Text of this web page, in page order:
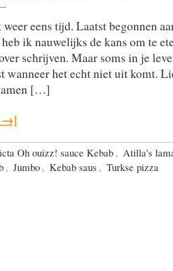
eens tijd. Laatst begonnen
ik nauwelijks de kans om te
schrijven. Maar soms in je
wanneer het echt niet uit komt.
[…]
→]
Oh ouizz! sauce Kebab , Atilla's
, Jumbo , Kebab saus , Turkse pizza